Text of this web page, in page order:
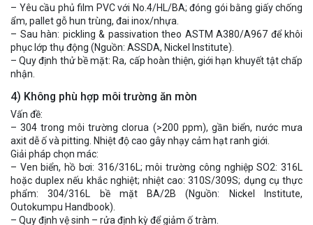
– Yêu cầu phủ film PVC với No.4/HL/BA; đóng gói bằng giấy chống
ẩm, pallet gỗ hun trùng, đai inox/nhựa.
– Sau hàn: pickling & passivation theo ASTM A380/A967 để khôi
phục lớp thụ động (Nguồn: ASSDA, Nickel Institute).
– Quy định thử bề mặt: Ra, cấp hoàn thiện, giới hạn khuyết tật chấp
nhận.
4) Không phù hợp môi trường ăn mòn
Vấn đề:
– 304 trong môi trường clorua (>200 ppm), gần biển, nước mưa
axit dễ ố và pitting. Nhiệt độ cao gây nhạy cảm hạt ranh giới.
Giải pháp chọn mác:
– Ven biển, hồ bơi: 316/316L; môi trường công nghiệp SO2: 316L
hoặc duplex nếu khắc nghiệt; nhiệt cao: 310S/309S; dụng cụ thực
phẩm: 304/316L bề mặt BA/2B (Nguồn: Nickel Institute,
Outokumpu Handbook).
– Quy định vệ sinh – rửa định kỳ để giảm ố tràm.